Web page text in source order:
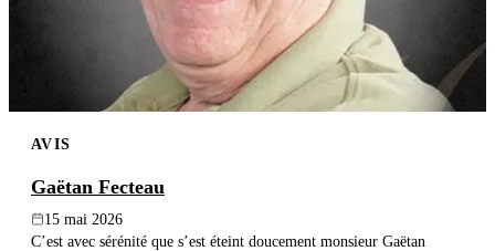
AVIS
Gaëtan Fecteau
15 mai 2026
C’est avec sérénité que s’est éteint doucement monsieur Gaëtan